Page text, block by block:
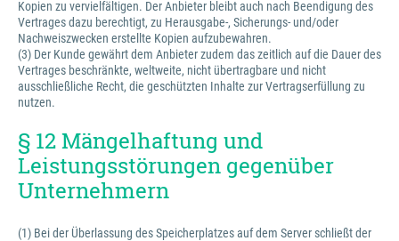
Kopien zu vervielfältigen. Der Anbieter bleibt auch nach Beendigung des
Vertrages dazu berechtigt, zu Herausgabe-, Sicherungs- und/oder
Nachweiszwecken erstellte Kopien aufzubewahren.
(3) Der Kunde gewährt dem Anbieter zudem das zeitlich auf die Dauer des
Vertrages beschränkte, weltweite, nicht übertragbare und nicht
ausschließliche Recht, die geschützten Inhalte zur Vertragserfüllung zu
nutzen.
§ 12 Mängelhaftung und
Leistungsstörungen gegenüber
Unternehmern
(1) Bei der Überlassung des Speicherplatzes auf dem Server schließt der